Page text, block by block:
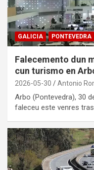
GALICIA PONTEVEDRA
Falecemento dun
cun turismo en
2026-05-30 Antonio
Arbo (Pontevedra), 30
faleceu este venres